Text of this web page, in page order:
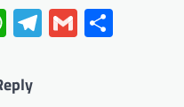
WhatsApp
Telegram
Gmail